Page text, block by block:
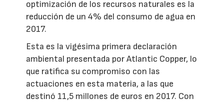
optimización de los recursos naturales es la
reducción de un 4% del consumo de agua en
2017.
Esta es la vigésima primera declaración
ambiental presentada por Atlantic Copper, lo
que ratifica su compromiso con las
actuaciones en esta materia, a las que
destinó 11,5 millones de euros en 2017. Con